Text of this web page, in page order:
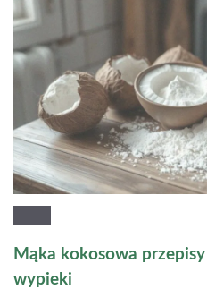
Mąka kokosowa
wypieki